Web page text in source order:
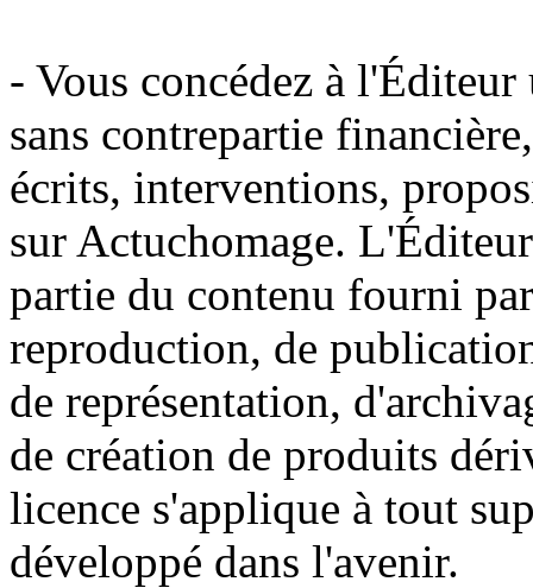
- Vous concédez à
sans contrepartie
écrits, interventions,
sur Actuchomage.
partie du contenu fourni
reproduction, de
de représentation,
de création de produits
licence s'applique à tout
développé dans l'avenir.